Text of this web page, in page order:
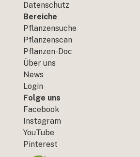
Datenschutz
Bereiche
Pflanzensuche
Pflanzenscan
Pflanzen-Doc
Über uns
News
Login
Folge uns
Facebook
Instagram
YouTube
Pinterest